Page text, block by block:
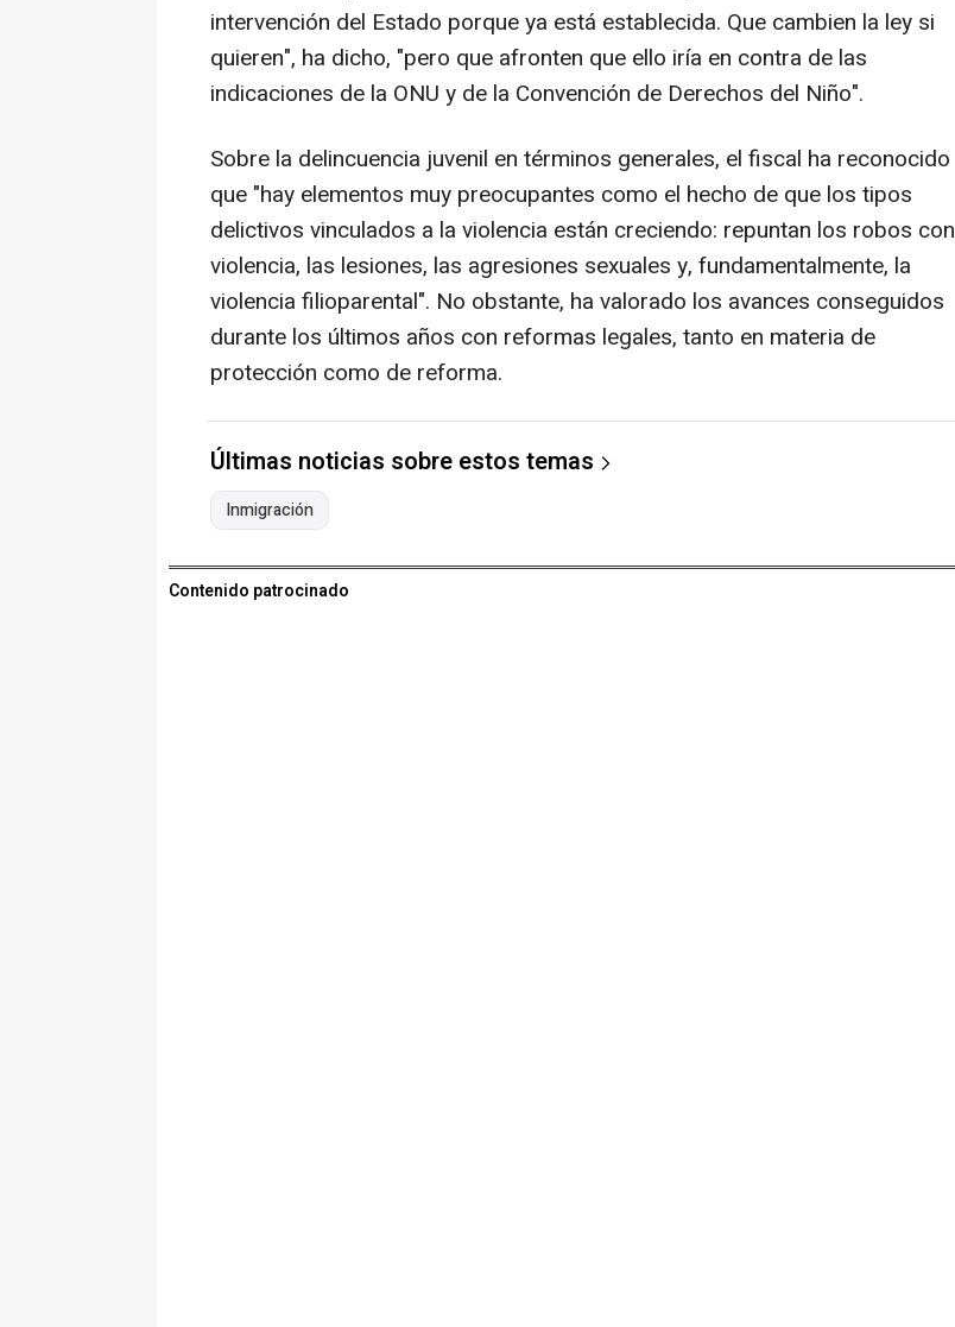
intervención del Estado porque ya está establecida. Que cambien la ley si
quieren", ha dicho, "pero que afronten que ello iría en contra de las
indicaciones de la ONU y de la Convención de Derechos del Niño".
Sobre la delincuencia juvenil en términos generales, el fiscal ha reconocido
que "hay elementos muy preocupantes como el hecho de que los tipos
delictivos vinculados a la violencia están creciendo: repuntan los robos con
violencia, las lesiones, las agresiones sexuales y, fundamentalmente, la
violencia filioparental". No obstante, ha valorado los avances conseguidos
durante los últimos años con reformas legales, tanto en materia de
protección como de reforma.
Últimas noticias sobre estos temas
Inmigración
Contenido patrocinado